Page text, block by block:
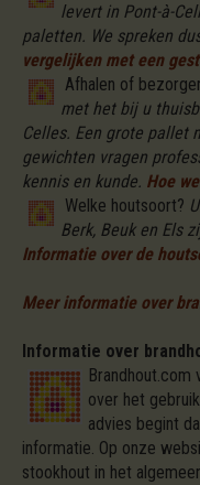
levert in Pont-à-
paletten. We spreken
vergelijken met een
Afhalen of
met het bij u
Celles. Een grote pallet
gewichten vragen
kennis en kunde. Hoe
Welke houtsoort?
Berk, Beuk en Els
Informatie over de
Meer informatie over
Informatie over
over het
advies begint
informatie. Op onze
stookhout in het